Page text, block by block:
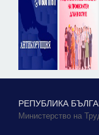
РЕПУБЛИКА
Министерство на